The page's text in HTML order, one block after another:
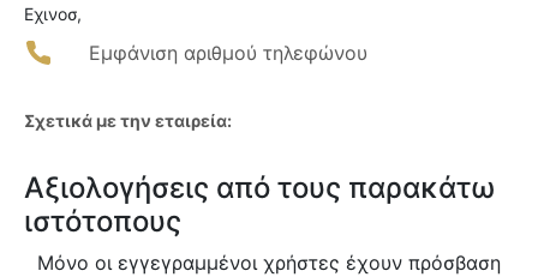
Εχινοσ,
Εμφάνιση αριθμού τηλεφώνου
Σχετικά με την εταιρεία:
Αξιολογήσεις από τους παρακάτω
ιστότοπους
Μόνο οι εγγεγραμμένοι χρήστες έχουν πρόσβαση